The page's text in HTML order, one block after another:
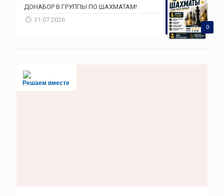
0
ДОНАБОР В ГРУППЫ ПО ШАХМАТАМ!
31.07.2026
Решаем вместе